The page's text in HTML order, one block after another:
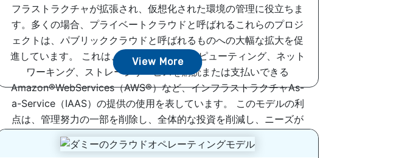
フラストラクチャが拡張され、仮想化された環境の管理に役立ちま
す。多くの場合、プライベートクラウドと呼ばれるこれらのプロジ
ェクトは、パブリッククラウドと呼ばれるものへの大幅な拡大を促
進しています。 これは、必要に応じてコンピューティング、ネット
ワーキング、ストレージサービスを購読または支払いできる
Amazon®WebServices（AWS®）など、インフラストラクチャAs-
a-Service（IAAS）の提供の使用を表しています。 このモデルの利
点は、管理努力の一部を削除し、全体的な投資を削減し、ニーズが
変化したり成長するにつれて迅速に拡大できることです。 今すぐダ
ウンロードして詳細をご覧ください！ ...
View More